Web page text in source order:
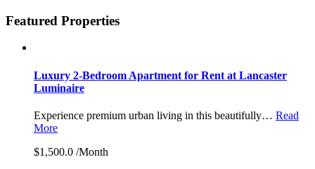
Featured Properties
Luxury 2-Bedroom Apartment for Rent at Lancaster
Luminaire
Experience premium urban living in this beautifully… Read
More
$1,500.0 /Month